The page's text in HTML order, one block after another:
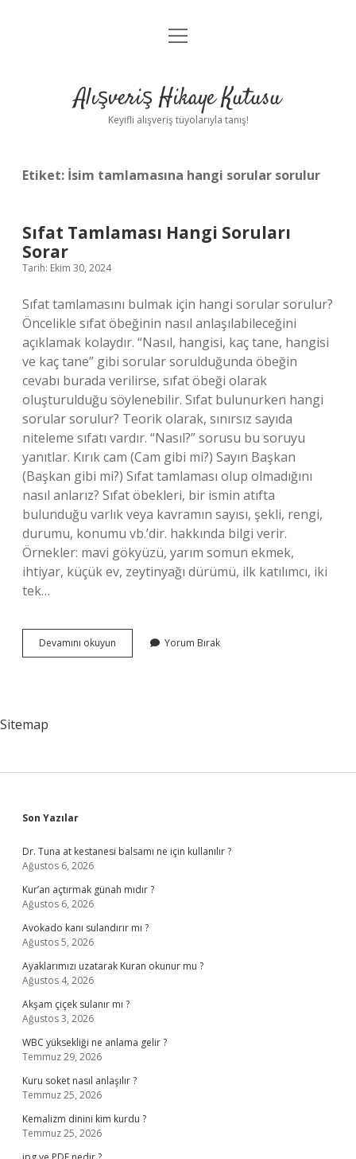
Anasayfa
Yasal Uyarı
menüyü
Alışveriş Hikaye Kutusu
Keyifli alışveriş tüyolarıyla tanış!
Etiket: İsim tamlamasına hangi sorular sorulur
Sıfat Tamlaması Hangi Soruları
Sorar
Tarih: Ekim 30, 2024
Sıfat tamlamasını bulmak için hangi sorular sorulur?
Öncelikle sıfat öbeğinin nasıl anlaşılabileceğini
açıklamak kolaydır. “Nasıl, hangisi, kaç tane, hangisi
ve kaç tane” gibi sorular sorulduğunda öbeğin
cevabı burada verilirse, sıfat öbeği olarak
oluşturulduğu söylenebilir. Sıfat bulunurken hangi
sorular sorulur? Teorik olarak, sınırsız sayıda
niteleme sıfatı vardır. “Nasıl?” sorusu bu soruyu
yanıtlar. Kırık cam (Cam gibi mi?) Sayın Başkan
(Başkan gibi mi?) Sıfat tamlaması olup olmadığını
nasıl anlarız? Sıfat öbekleri, bir ismin atıfta
bulunduğu varlık veya kavramın sayısı, şekli, rengi,
durumu, konumu vb.’dir. hakkında bilgi verir.
Örnekler: mavi gökyüzü, yarım somun ekmek,
ihtiyar, küçük ev, zeytinyağı dürümü, ilk katılımcı, iki
tek…
Devamını okuyun
Tamlaması
Yorum Bırak
Sitemap
Sidebar
Son Yazılar
Dr. Tuna at kestanesi balsamı ne için kullanılır ?
Ağustos 6, 2026
Kur’an açtırmak günah mıdır ?
Ağustos 6, 2026
Avokado kanı sulandırır mı ?
Ağustos 5, 2026
Ayaklarımızı uzatarak Kuran okunur mu ?
Ağustos 4, 2026
Akşam çiçek sulanır mı ?
Ağustos 3, 2026
WBC yüksekliği ne anlama gelir ?
Temmuz 29, 2026
Kuru soket nasıl anlaşılır ?
Temmuz 25, 2026
Kemalizm dinini kim kurdu ?
Temmuz 25, 2026